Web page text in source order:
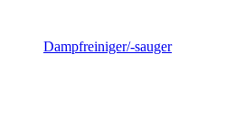
Dampfreiniger/-sauger